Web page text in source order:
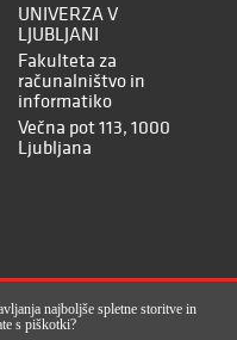
UNIVERZA V
LJUBLJANI
Fakulteta za
računalništvo in
informatiko
Večna pot 113, 1000
Ljubljana
najboljše spletne storitve in
s piškotki?